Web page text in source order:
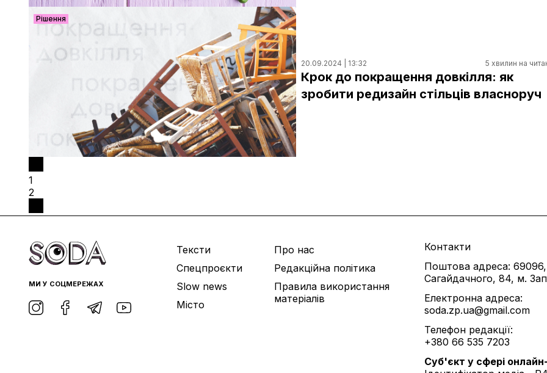
Рішення
20.09.2024 | 13:32 5 хвилин на
Крок до покращення довкілля: як
зробити редизайн стільців власноруч
1
2
МИ У СОЦМЕРЕЖАХ
Тексти
Спецпроєкти
Slow news
Місто
Про нас
Редакційна політика
Правила використання
матеріалів
Контакти
Поштова адреса:
Сагайдачного, 84, м.
Електронна адреса:
soda.zp.ua@gmail.com
Телефон редакції:
+380 66 535 7203
Cуб'єкт у сфері